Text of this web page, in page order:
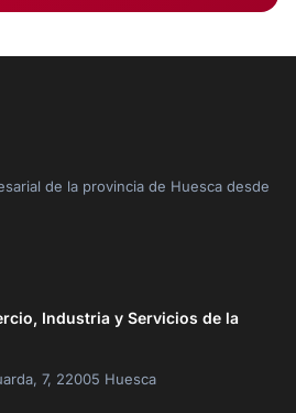
de la provincia de Huesca desde
Industria y Servicios de la
7, 22005 Huesca